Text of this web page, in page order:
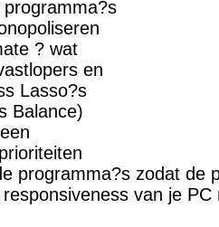
? wat
en
Lasso?s
Balance)
programma?s zodat de
van je PC